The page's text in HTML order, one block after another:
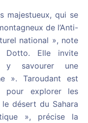
majestueux, qui se
de l’Anti-
national », note
Dotto. Elle invite
y savourer une
». Taroudant est
pour explorer les
désert du Sahara
», précise la